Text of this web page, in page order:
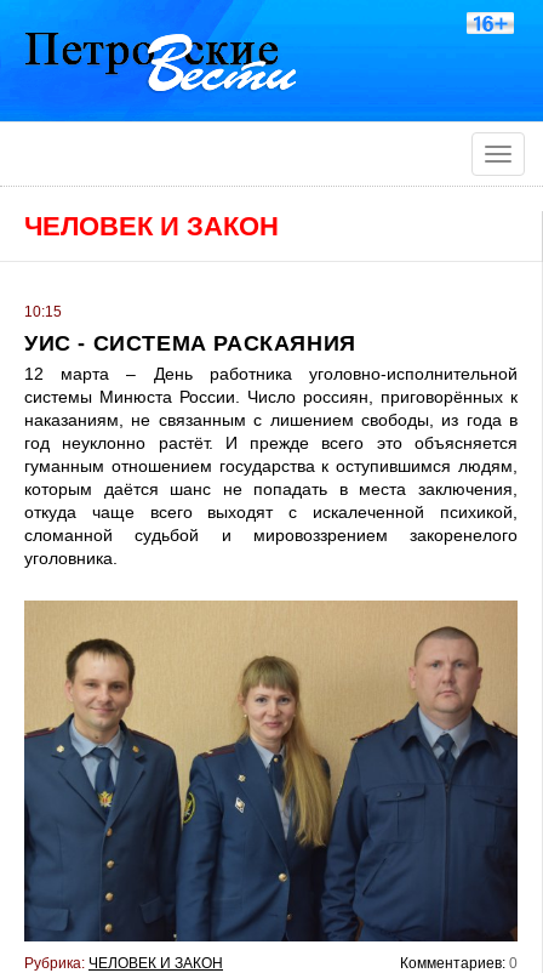
Toggle
ЧЕЛОВЕК И ЗАКОН
10:15
УИС - СИСТЕМА РАСКАЯНИЯ
12 марта – День работника уголовно-исполнительной
системы Минюста России. Число россиян, приговорённых к
наказаниям, не связанным с лишением свободы, из года в
год неуклонно растёт. И прежде всего это объясняется
гуманным отношением государства к оступившимся людям,
которым даётся шанс не попадать в места заключения,
откуда чаще всего выходят с искалеченной психикой,
сломанной судьбой и мировоззрением закоренелого
уголовника.
Рубрика: ЧЕЛОВЕК И ЗАКОН Комментариев: 0